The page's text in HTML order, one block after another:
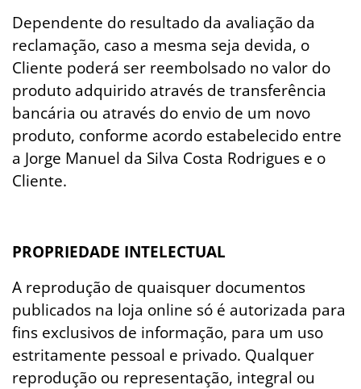
Dependente do resultado da avaliação da
reclamação, caso a mesma seja devida, o
Cliente poderá ser reembolsado no valor do
produto adquirido através de transferência
bancária ou através do envio de um novo
produto, conforme acordo estabelecido entre
a Jorge Manuel da Silva Costa Rodrigues e o
Cliente.
PROPRIEDADE INTELECTUAL
A reprodução de quaisquer documentos
publicados na loja online só é autorizada para
fins exclusivos de informação, para um uso
estritamente pessoal e privado. Qualquer
reprodução ou representação, integral ou